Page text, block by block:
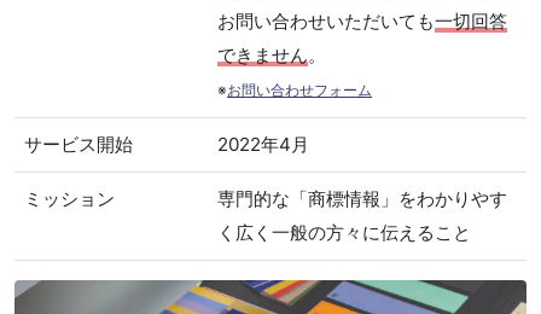
お問い合わせいただいても一切回答
できません。
※お問い合わせフォーム
サービス開始 2022年4月
ミッション
専門的な「商標情報」をわかりやす
く広く一般の方々に伝えること